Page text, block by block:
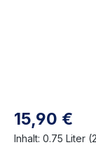
Regulärer Preis:
15,90 €
Inhalt: 0.75 Liter